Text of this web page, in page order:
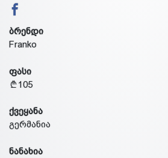
ბრენდი
Franko
ფასი
105
ქვეყანა
გერმანია
ნანახია